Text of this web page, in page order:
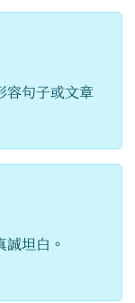
容句子或文章
誠坦白。